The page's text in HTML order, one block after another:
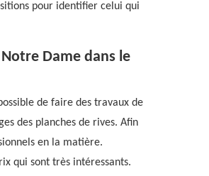
pour identifier celui qui
Dame dans le
de faire des travaux de
des planches de rives. Afin
en la matière.
qui sont très intéressants.